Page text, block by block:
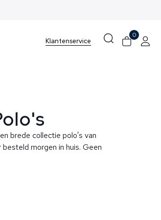
Klantenservice
0
brede collectie polo's van
morgen in huis. Geen